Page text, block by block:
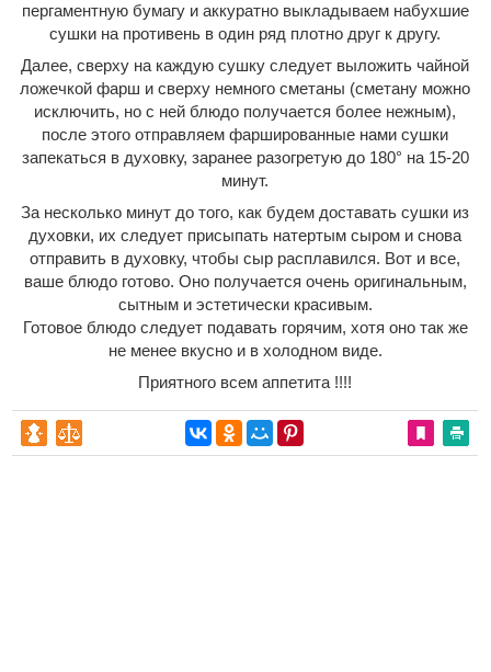
пергаментную бумагу и аккуратно выкладываем набухшие
сушки на противень в один ряд плотно друг к другу.
Далее, сверху на каждую сушку следует выложить чайной
ложечкой фарш и сверху немного сметаны (сметану можно
исключить, но с ней блюдо получается более нежным),
после этого отправляем фаршированные нами сушки
запекаться в духовку, заранее разогретую до 180° на 15-20
минут.
За несколько минут до того, как будем доставать сушки из
духовки, их следует присыпать натертым сыром и снова
отправить в духовку, чтобы сыр расплавился. Вот и все,
ваше блюдо готово. Оно получается очень оригинальным,
сытным и эстетически красивым.
Готовое блюдо следует подавать горячим, хотя оно так же
не менее вкусно и в холодном виде.
Приятного всем аппетита !!!!